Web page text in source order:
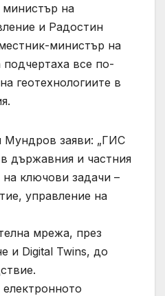
на
и Радостин
министър на
все по-
геотехнологиите в
Мундров заяви: „ГИС
държавния и частния
ключови задачи –
управление на
мрежа, през
и Digital Twins, до